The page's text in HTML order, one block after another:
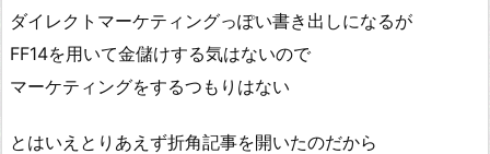
ダイレクトマーケティングっぽい書き出しになるが
FF14を用いて金儲けする気はないので
マーケティングをするつもりはない
とはいえとりあえず折角記事を開いたのだから